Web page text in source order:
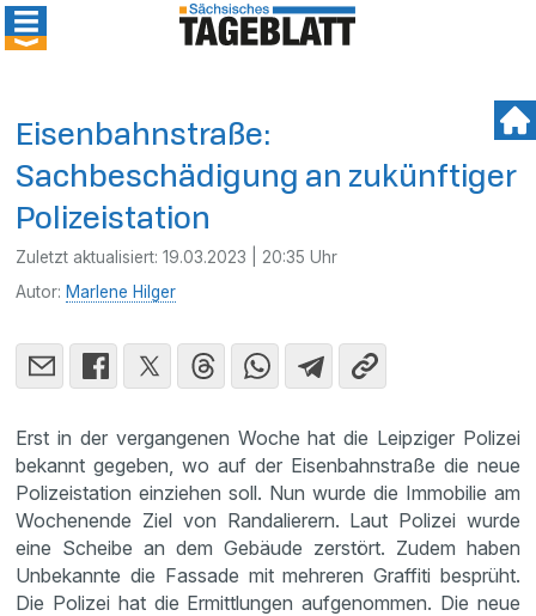
Eisenbahnstraße:
Sachbeschädigung an zukünftiger
Polizeistation
Zuletzt aktualisiert:19.03.2023 | 20:35 Uhr
Autor: Marlene Hilger
Erst in der vergangenen Woche hat die Leipziger Polizei
bekannt gegeben, wo auf der Eisenbahnstraße die neue
Polizeistation einziehen soll. Nun wurde die Immobilie am
Wochenende Ziel von Randalierern. Laut Polizei wurde
eine Scheibe an dem Gebäude zerstört. Zudem haben
Unbekannte die Fassade mit mehreren Graffiti besprüht.
Die Polizei hat die Ermittlungen aufgenommen. Die neue